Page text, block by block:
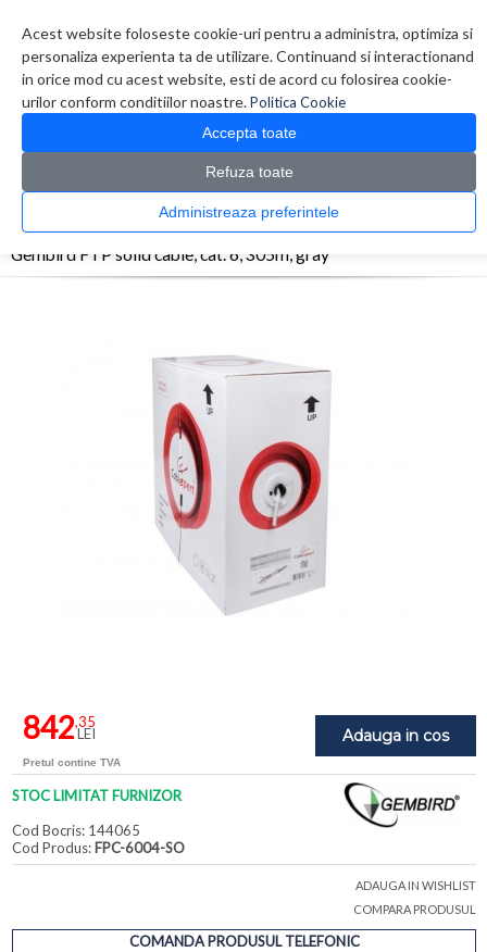
Acest website foloseste cookie-uri pentru a administra, optimiza si
personaliza experienta ta de utilizare. Continuand si interactionand
in orice mod cu acest website, esti de acord cu folosirea cookie-
urilor conform conditiilor noastre.Politica Cookie
Accepta toate
Refuza toate
Administreaza preferintele
0 produs(e)
CATALOG PRODUSE
> Cabluri > Gembird FTP solid cable, cat. 6, 305m, gray
Gembird FTP solid cable, cat. 6, 305m, gray
Adauga in cos
842,35
LEI
Pretul contine TVA
STOC LIMITAT FURNIZOR
Cod Bocris: 144065
Cod Produs: FPC-6004-SO
ADAUGA IN WISHLIST
COMPARA PRODUSUL
COMANDA PRODUSUL TELEFONIC